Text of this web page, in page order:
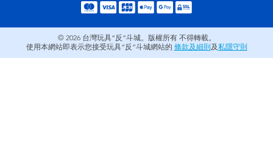
派對用品
NERF熱火
© 2026 台灣玩具“反”斗城。版權所有 不得轉載。
使用本網站即表示您接受玩具“反”斗城網站的 條款及細則 及私隱守則